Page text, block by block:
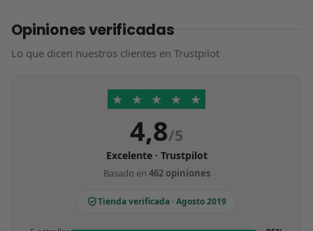
Opiniones verificadas
Lo que dicen nuestros clientes en Trustpilot
★ ★ ★ ★ ★
4,8/5
Excelente · Trustpilot
Basado en 462 opiniones
Tienda verificada · Agosto 2019